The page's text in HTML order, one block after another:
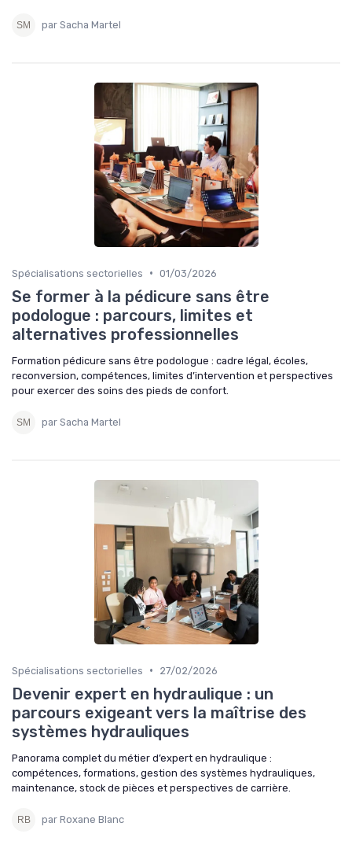
par Sacha Martel
Spécialisations sectorielles • 01/03/2026
Se former à la pédicure sans être
podologue : parcours, limites et
alternatives professionnelles
Formation pédicure sans être podologue : cadre légal, écoles,
reconversion, compétences, limites d’intervention et perspectives
pour exercer des soins des pieds de confort.
par Sacha Martel
Spécialisations sectorielles • 27/02/2026
Devenir expert en hydraulique : un
parcours exigeant vers la maîtrise des
systèmes hydrauliques
Panorama complet du métier d’expert en hydraulique :
compétences, formations, gestion des systèmes hydrauliques,
maintenance, stock de pièces et perspectives de carrière.
par Roxane Blanc